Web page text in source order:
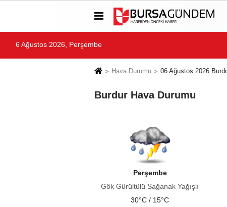
6 Ağustos 2026, Perşembe
Hava Durumu 06 Ağustos 2026
Burdur Hava Durumu
Perşembe
Gök Gürültülü Sağanak Yağışlı
30°C / 15°C